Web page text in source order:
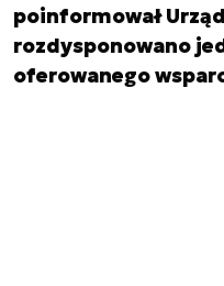
poinformował
rozdysponowano
oferowanego